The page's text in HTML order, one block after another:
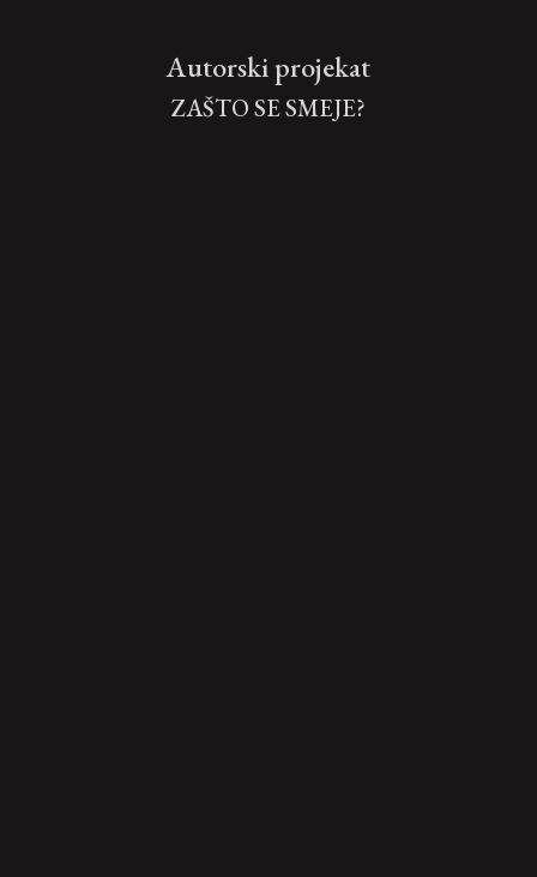
Autorski projekat
ZAŠTO SE SMEJE?